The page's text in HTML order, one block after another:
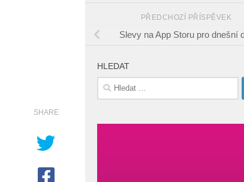
SHARE
PŘEDCHOZÍ PŘÍSPĚVEK
Slevy na App Storu pro dnešní
HLEDAT
Vyhledávání